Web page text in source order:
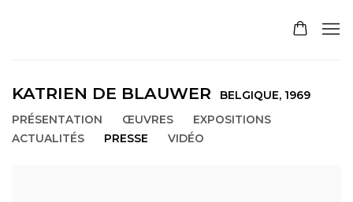
KATRIEN DE BLAUWER BELGIQUE, 1969
PRÉSENTATION
ŒUVRES
EXPOSITIONS
ACTUALITÉS
PRESSE VIDÉO